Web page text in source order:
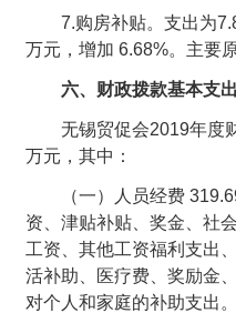
7.购房补贴。支出为
万元，增加 6.68%。主要
六、财政拨款基本支
无锡贸促会2019年度财
万元，其中：
（一）人员经费
资、津贴补贴、奖金、社
工资、其他工资福利支出
活补助、医疗费、奖励金
对个人和家庭的补助支出